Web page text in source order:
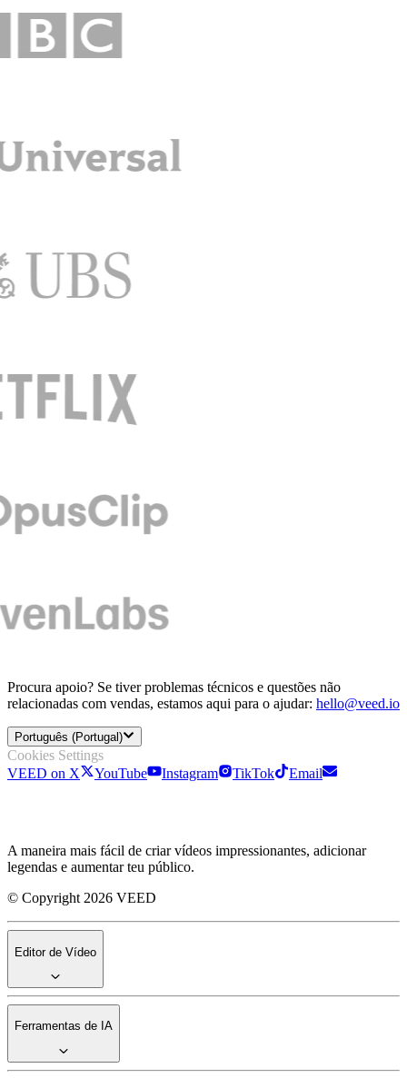
Procura apoio? Se tiver problemas técnicos e questões não
relacionadas com vendas, estamos aqui para o ajudar: hello@veed.io
Português (Portugal)
Cookies Settings
VEED on X
YouTube Instagram TikTok Email
A maneira mais fácil de criar vídeos impressionantes, adicionar
legendas e aumentar teu público.
© Copyright 2026 VEED
Editor de Vídeo
Ferramentas de IA